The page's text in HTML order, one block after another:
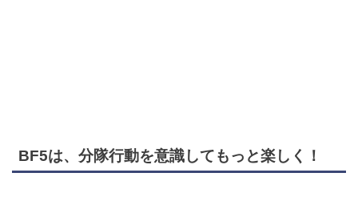
BF5は、分隊行動を意識してもっと楽しく！